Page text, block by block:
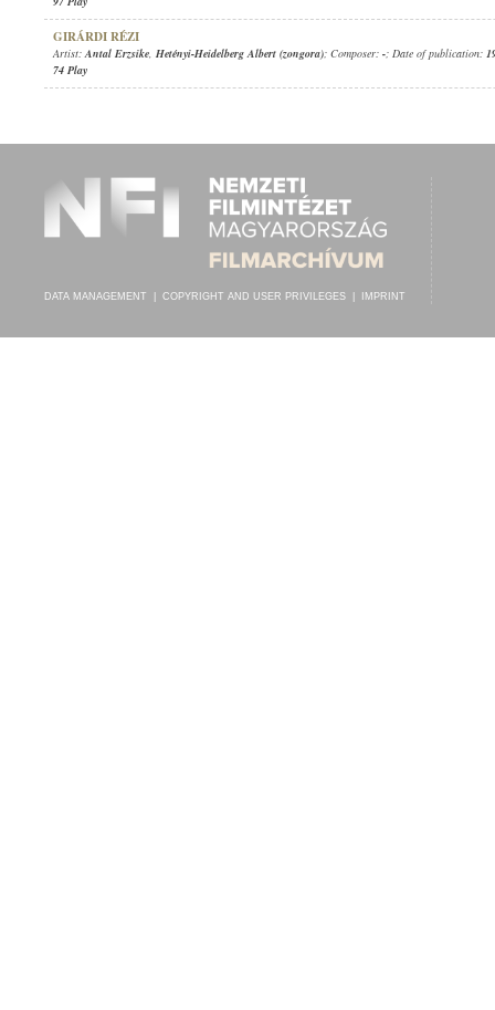
GIRÁRDI RÉZI
Artist:Antal Erzsike, Hetényi-Heidelberg Albert (zongora); Composer: -; Date of publication:
74 Play
DATA MANAGEMENT COPYRIGHT AND USER PRIVILEGES IMPRINT